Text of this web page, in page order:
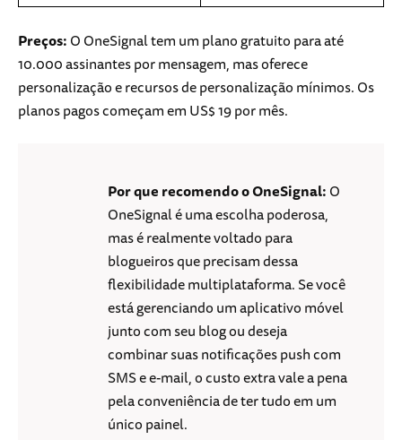
Preços:O OneSignal tem um plano gratuito para até
10.000 assinantes por mensagem, mas oferece
personalização e recursos de personalização mínimos. Os
planos pagos começam em US$ 19 por mês.
Por que recomendo o OneSignal:O
OneSignal é uma escolha poderosa,
mas é realmente voltado para
blogueiros que precisam dessa
flexibilidade multiplataforma. Se você
está gerenciando um aplicativo móvel
junto com seu blog ou deseja
combinar suas notificações push com
SMS e e-mail, o custo extra vale a pena
pela conveniência de ter tudo em um
único painel.